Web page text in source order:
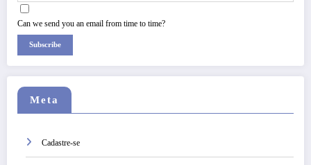
Can we send you an email from time to time?
Subscribe
Meta
Cadastre-se